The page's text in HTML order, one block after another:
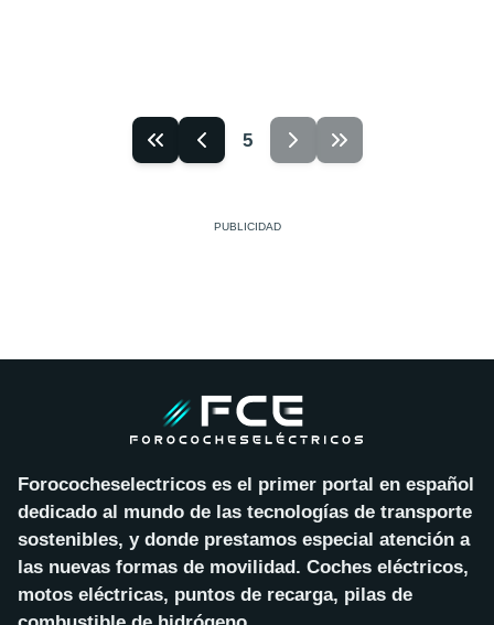
5
Forococheselectricos es el primer portal en español
dedicado al mundo de las tecnologías de transporte
sostenibles, y donde prestamos especial atención a
las nuevas formas de movilidad. Coches eléctricos,
motos eléctricas, puntos de recarga, pilas de